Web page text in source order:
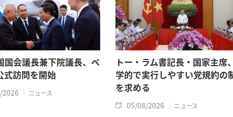
国会議長兼下院議長、ベ
式訪問を開始
ニュース
トー・ラム書記長・国家主席
学的で実行しやすい党規約の
を求める
05/08/2026 ニュース